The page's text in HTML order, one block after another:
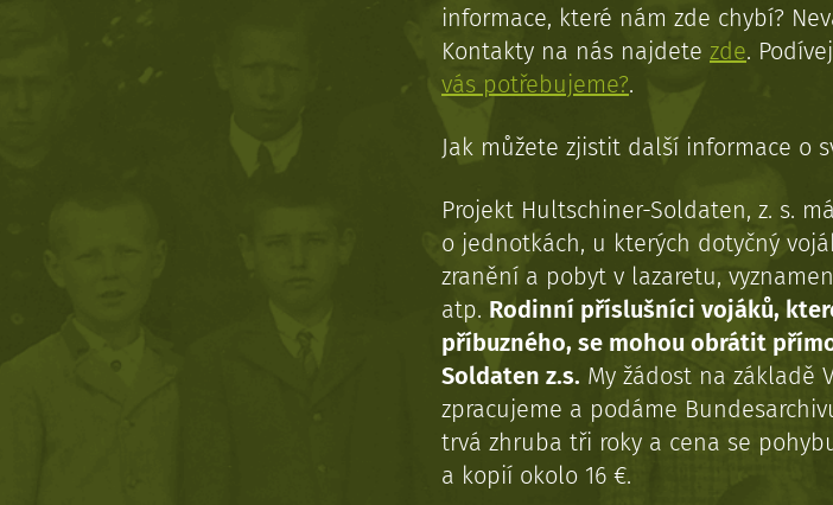
informace, které nám zde chybí?
Kontakty na nás najdete zde.
vás potřebujeme?.
Jak můžete zjistit další informace o
Projekt Hultschiner-Soldaten, z. s.
o jednotkách, u kterých dotyčný
zranění a pobyt v lazaretu,
atp. Rodinní příslušníci vojáků,
příbuzného, se mohou obrátit
Soldaten z.s. My žádost na základě
zpracujeme a podáme
trvá zhruba tři roky a cena se
a kopií okolo 16 €.